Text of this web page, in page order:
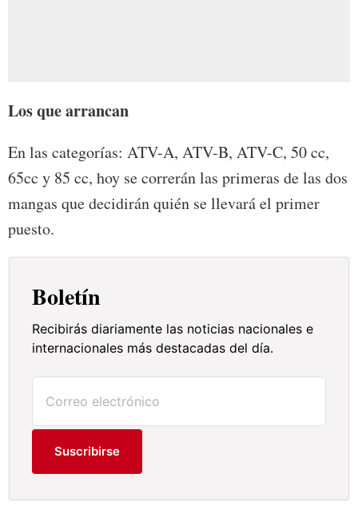
Los que arrancan
En las categorías: ATV-A, ATV-B, ATV-C, 50 cc,
65cc y 85 cc, hoy se correrán las primeras de las dos
mangas que decidirán quién se llevará el primer
puesto.
Boletín
Recibirás diariamente las noticias nacionales e
internacionales más destacadas del día.
Suscribirse